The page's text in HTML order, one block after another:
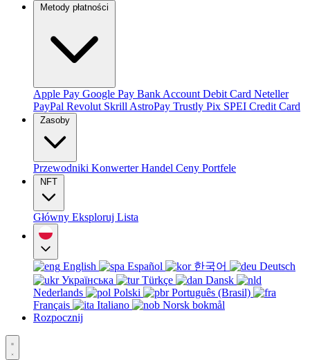
Metody płatności
Apple Pay Google Pay Bank Account Debit Card Neteller
PayPal Revolut Skrill AstroPay Trustly Pix SPEI Credit Card
Zasoby
Przewodniki KonwerterHandel Ceny Portfele
NFT
Główny Eksploruj Lista
English Español 한국어
Deutsch
Українська
Türkçe
Dansk
Nederlands
Polski
Português (Brasil)
Français
Italiano
Norsk bokmål
Rozpocznij